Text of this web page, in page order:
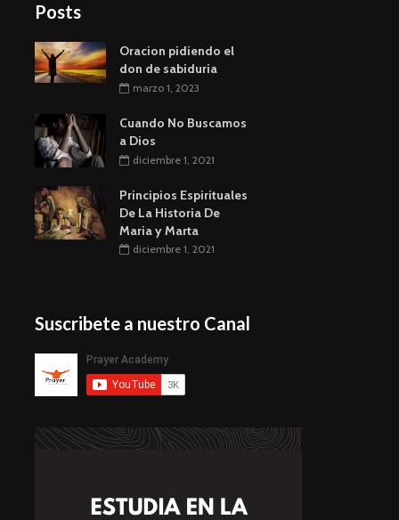
Posts
Oracion pidiendo el
don de sabiduria
marzo 1, 2023
Cuando No Buscamos
a Dios
diciembre 1, 2021
Principios Espirituales
De La Historia De
Maria y Marta
diciembre 1, 2021
Suscribete a nuestro Canal